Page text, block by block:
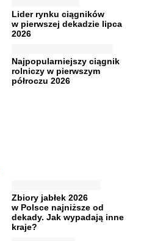
Lider rynku ciągników
w pierwszej dekadzie lipca
2026
Najpopularniejszy ciągnik
rolniczy w pierwszym
półroczu 2026
Zbiory jabłek 2026
w Polsce najniższe od
dekady. Jak wypadają inne
kraje?